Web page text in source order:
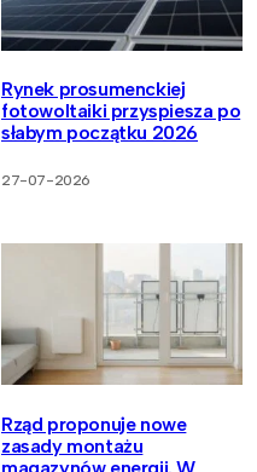
Rynek prosumenckiej
fotowoltaiki przyspiesza po
słabym początku 2026
27-07-2026
Rząd proponuje nowe
zasady montażu
magazynów energii. W